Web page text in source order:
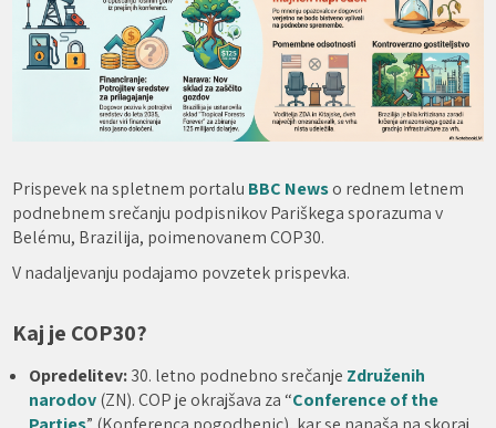
Prispevek na spletnem portalu BBC Newso rednem letnem
podnebnem srečanju podpisnikov Pariškega sporazuma v
Belému, Brazilija, poimenovanem COP30.
V nadaljevanju podajamo povzetek prispevka.
Kaj je COP30?
Opredelitev:30. letno podnebno srečanje Združenih
narodov(ZN). COP je okrajšava za “Conference of the